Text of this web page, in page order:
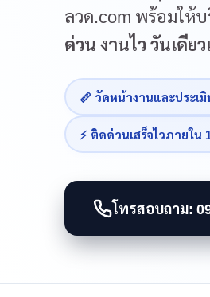
ลวด.com พร้อมให้
ด่วน งานไว วันเดี
📏 วัดหน้างานและประเ
⚡ ติดด่วนเสร็จไวภายใน
โทรสอบถาม: